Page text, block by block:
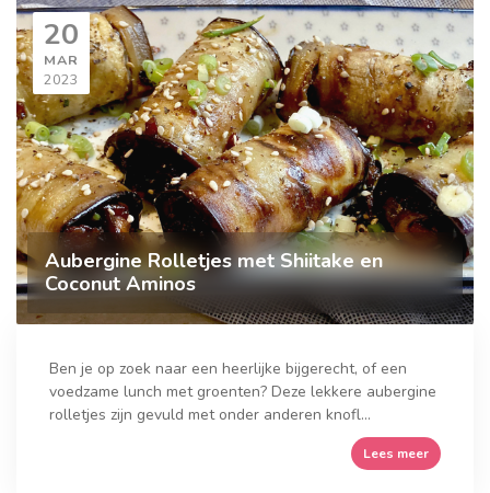
20
MAR
2023
Aubergine Rolletjes met Shiitake en
Coconut Aminos
Ben je op zoek naar een heerlijke bijgerecht, of een
voedzame lunch met groenten? Deze lekkere aubergine
rolletjes zijn gevuld met onder anderen knofl...
Lees meer